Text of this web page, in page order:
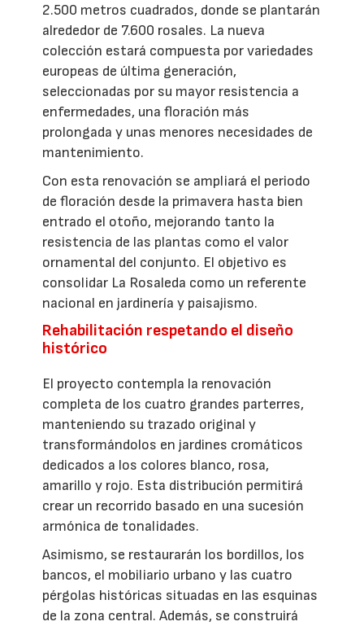
2.500 metros cuadrados, donde se plantarán
alrededor de 7.600 rosales. La nueva
colección estará compuesta por variedades
europeas de última generación,
seleccionadas por su mayor resistencia a
enfermedades, una floración más
prolongada y unas menores necesidades de
mantenimiento.
Con esta renovación se ampliará el periodo
de floración desde la primavera hasta bien
entrado el otoño, mejorando tanto la
resistencia de las plantas como el valor
ornamental del conjunto. El objetivo es
consolidar La Rosaleda como un referente
nacional en jardinería y paisajismo.
Rehabilitación respetando el diseño
histórico
El proyecto contempla la renovación
completa de los cuatro grandes parterres,
manteniendo su trazado original y
transformándolos en jardines cromáticos
dedicados a los colores blanco, rosa,
amarillo y rojo. Esta distribución permitirá
crear un recorrido basado en una sucesión
armónica de tonalidades.
Asimismo, se restaurarán los bordillos, los
bancos, el mobiliario urbano y las cuatro
pérgolas históricas situadas en las esquinas
de la zona central. Además, se construirá